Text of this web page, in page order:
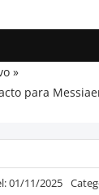
para
01/11/2025